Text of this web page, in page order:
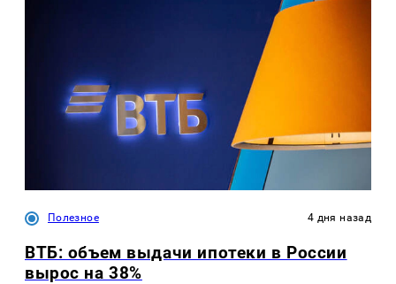
Полезное 4 дня назад
ВТБ: объем выдачи ипотеки в России
вырос на 38%